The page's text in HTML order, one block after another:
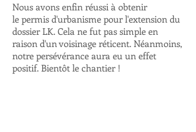
Nous avons enfin réussi à obtenir
le permis d'urbanisme pour l'extension du
dossier LK. Cela ne fut pas simple en
raison d'un voisinage réticent. Néanmoins,
notre persévérance aura eu un effet
positif. Bientôt le chantier !